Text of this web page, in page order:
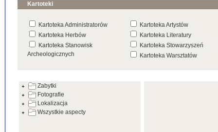
Kartoteki
Kartoteka Administratorów
Kartoteka Artystów
Kartoteka Herbów
Kartoteka Literatury
Kartoteka Stanowisk
Archeologicznych
Kartoteka Stowarzyszeń
Kartoteka Warsztatów
Zabytki
Fotografie
Lokalizacja
Wszystkie aspecty